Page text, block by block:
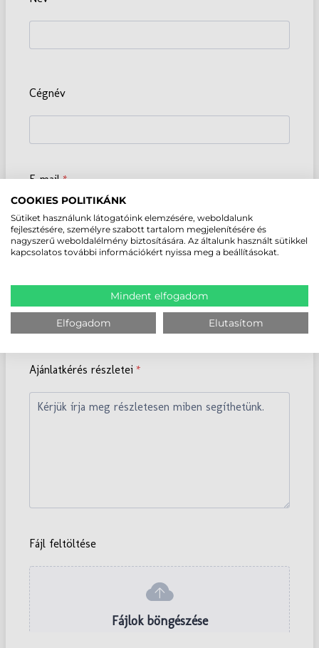
COOKIES POLITIKÁNK
Sütiket használunk látogatóink elemzésére, weboldalunk
fejlesztésére, személyre szabott tartalom megjelenítésére és
nagyszerű weboldalélmény biztosítására. Az általunk használt sütikkel
kapcsolatos további információkért nyissa meg a beállításokat.
Mindent elfogadom
Elfogadom Elutasítom